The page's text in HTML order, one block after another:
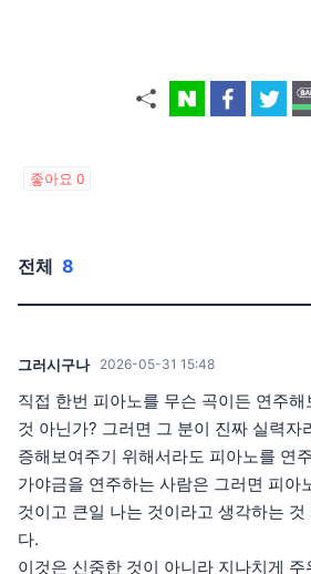
좋아요 0
전체 8
그러시구나 2026-05-31 15:48
직접 한번 피아노를 무슨 곡이든 연주
것 아닌가? 그러면 그 분이 진짜 실력자
증해보여주기 위해서라도 피아노를 연
가야금을 연주하는 사람은 그러면 피아
것이고 큰일 나는 것이라고 생각하는
다.
이것은 신중한 것이 아니라 지나치게